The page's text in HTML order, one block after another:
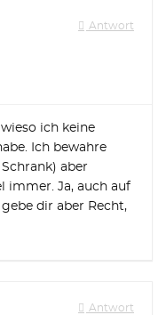
Antwort
ich keine
Ich bewahre
aber
immer. Ja, auch auf
dir aber Recht,
Antwort